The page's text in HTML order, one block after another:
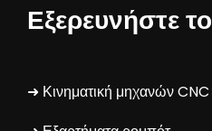
Εξερευνήστε
➜ Κινηματική μηχανών CNC